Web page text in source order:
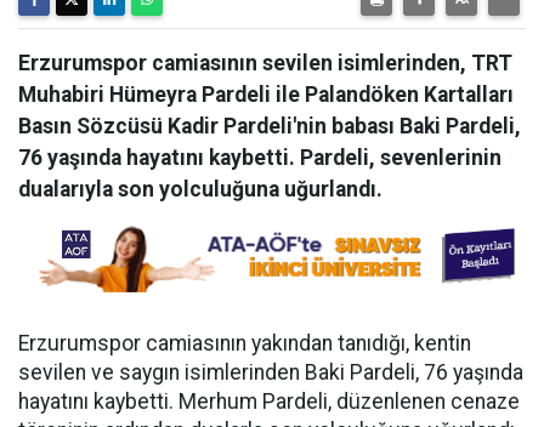
Erzurumspor camiasının sevilen isimlerinden, TRT
Muhabiri Hümeyra Pardeli ile Palandöken Kartalları
Basın Sözcüsü Kadir Pardeli'nin babası Baki Pardeli,
76 yaşında hayatını kaybetti. Pardeli, sevenlerinin
dualarıyla son yolculuğuna uğurlandı.
Erzurumspor camiasının yakından tanıdığı, kentin
sevilen ve saygın isimlerinden Baki Pardeli, 76 yaşında
hayatını kaybetti. Merhum Pardeli, düzenlenen cenaze